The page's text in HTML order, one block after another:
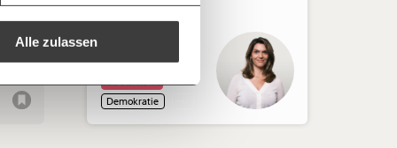
Alle zulassen
Du ausdrucken oder weiterleiten
1/3
Fragen und ihren Antworten nach.
Arbeitswelt
Demokratie